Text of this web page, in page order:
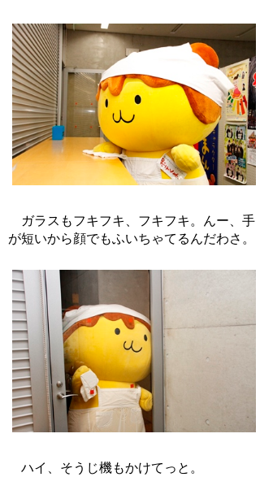
ガラスもフキフキ、フキフキ。んー、手
が短いから顔でもふいちゃてるんだわさ。
ハイ、そうじ機もかけてっと。